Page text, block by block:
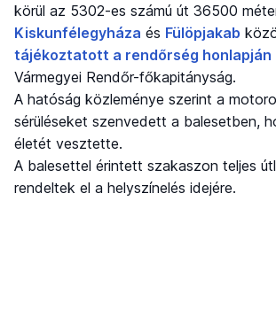
körül az 5302-es számú út 36500
Kiskunfélegyháza és Fülöpjakab
tájékoztatott a rendőrség honlapján
Vármegyei Rendőr-főkapitányság.
A hatóság közleménye szerint a
sérüléseket szenvedett a balesetben,
életét vesztette.
A balesettel érintett szakaszon teljes
rendeltek el a helyszínelés idejére.